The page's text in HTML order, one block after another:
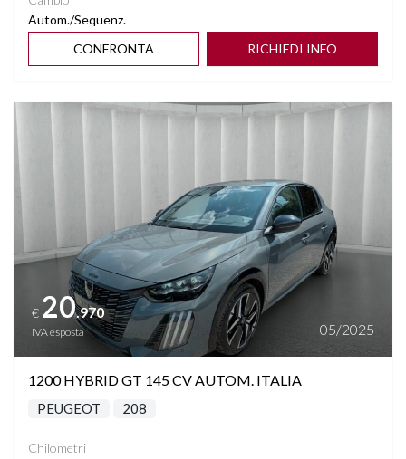
Autom./Sequenz.
CONFRONTA
RICHIEDI INFO
Vedi dettagli
€ 20.970
IVA esposta 05/2025
1200 HYBRID GT 145 CV AUTOM. ITALIA
PEUGEOT 208
Chilometri